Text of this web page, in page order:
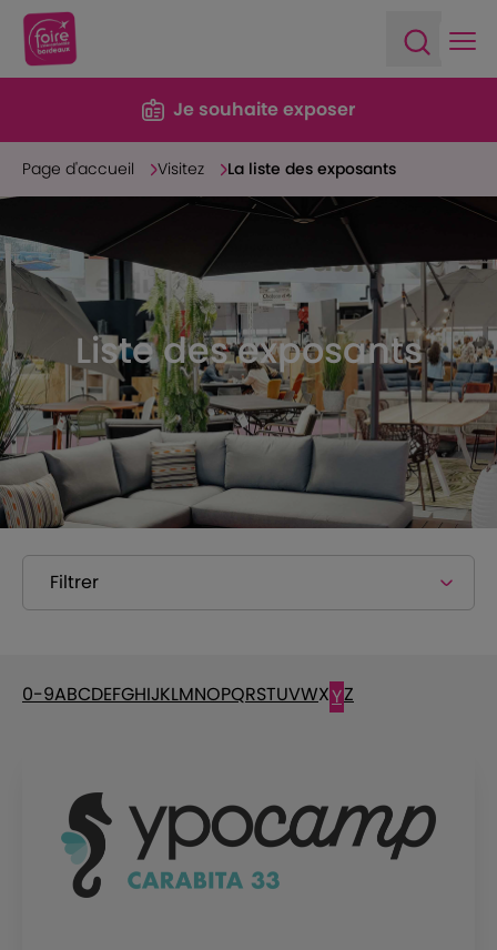
Je souhaite exposer
Page d'accueil Visitez La liste des exposants
Liste des exposants
Filtrer
0-9ABCDEFGHIJKLMNOPQRSTUVWXYZ